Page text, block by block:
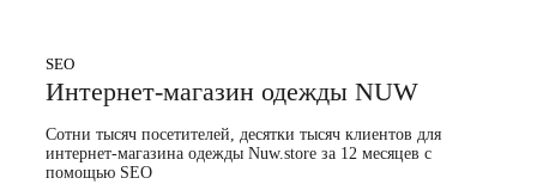
SEO
Интернет-магазин одежды NUW
Сотни тысяч посетителей, десятки тысяч клиентов для
интернет-магазина одежды Nuw.store за 12 месяцев с
помощью SEO